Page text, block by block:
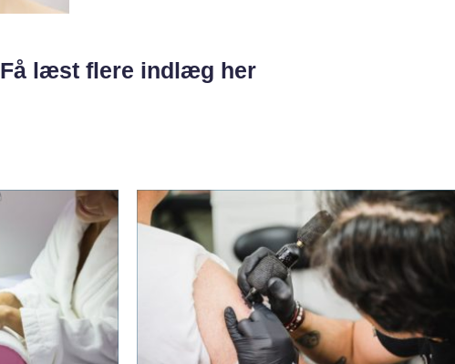
Få læst flere indlæg her